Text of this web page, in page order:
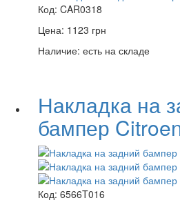
Код: CAR0318
Цена: 1123 грн
Наличие: есть на складе
Накладка на
бампер
Код: 6566T016